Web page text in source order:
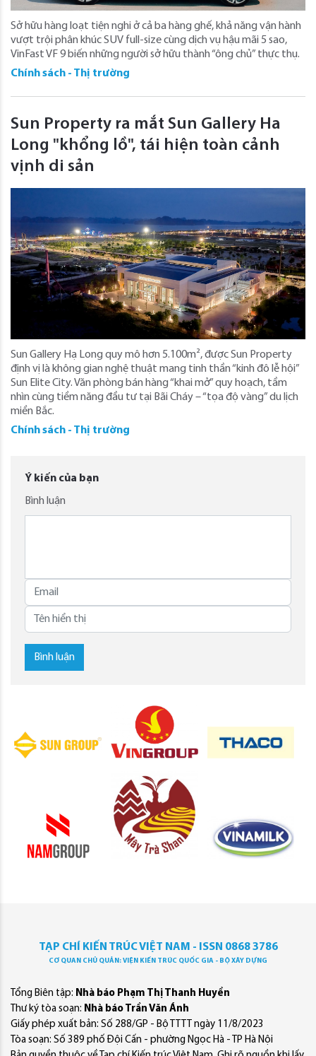
Sở hữu hàng loạt tiện nghi ở cả ba hàng ghế, khả năng vận hành
vượt trội phân khúc SUV full-size cùng dịch vụ hậu mãi 5 sao,
VinFast VF 9 biến những người sở hữu thành “ông chủ” thực thụ.
Chính sách - Thị trường
Sun Property ra mắt Sun Gallery Ha
Long "khổng lồ", tái hiện toàn cảnh
vịnh di sản
Sun Gallery Hạ Long quy mô hơn 5.100m², được Sun Property
định vị là không gian nghệ thuật mang tinh thần “kinh đô lễ hội”
Sun Elite City. Văn phòng bán hàng “khai mở” quy hoạch, tầm
nhìn cùng tiềm năng đầu tư tại Bãi Cháy – “tọa độ vàng” du lịch
miền Bắc.
Chính sách - Thị trường
Ý kiến của bạn
Bình luận
Bình luận
TẠP CHÍ KIẾN TRÚC VIỆT NAM - ISSN 0868 3786
CƠ QUAN CHỦ QUẢN: VIỆN KIẾN TRÚC QUỐC GIA - BỘ XÂY DỰNG
Tổng Biên tập: Nhà báo Phạm Thị Thanh Huyền
Thư ký tòa soạn: Nhà báo Trần Văn Ánh
Giấy phép xuất bản: Số 288/GP - Bộ TTTT ngày 11/8/2023
Tòa soạn: Số 389 phố Đội Cấn - phường Ngọc Hà - TP Hà Nội